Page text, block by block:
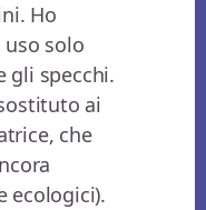
Ho
uso solo
gli specchi.
ai
che
ecologici).